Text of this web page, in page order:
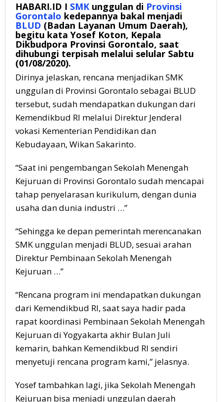
HABARI.ID I SMK unggulan di Provinsi
Gorontalo kedepannya bakal menjadi
BLUD (Badan Layanan Umum Daerah),
begitu kata Yosef Koton, Kepala
Dikbudpora Provinsi Gorontalo, saat
dihubungi terpisah melalui selular Sabtu
(01/08/2020).
Dirinya jelaskan, rencana menjadikan SMK
unggulan di Provinsi Gorontalo sebagai BLUD
tersebut, sudah mendapatkan dukungan dari
Kemendikbud RI melalui Direktur Jenderal
vokasi Kementerian Pendidikan dan
Kebudayaan, Wikan Sakarinto.
“Saat ini pengembangan Sekolah Menengah
Kejuruan di Provinsi Gorontalo sudah mencapai
tahap penyelarasan kurikulum, dengan dunia
usaha dan dunia industri …”
“Sehingga ke depan pemerintah merencanakan
SMK unggulan menjadi BLUD, sesuai arahan
Direktur Pembinaan Sekolah Menengah
Kejuruan …”
“Rencana program ini mendapatkan dukungan
dari Kemendikbud RI, saat saya hadir pada
rapat koordinasi Pembinaan Sekolah Menengah
Kejuruan di Yogyakarta akhir Bulan Juli
kemarin, bahkan Kemendikbud RI sendiri
menyetuji rencana program kami,” jelasnya.
Yosef tambahkan lagi, jika Sekolah Menengah
Kejuruan bisa menjadi unggulan daerah